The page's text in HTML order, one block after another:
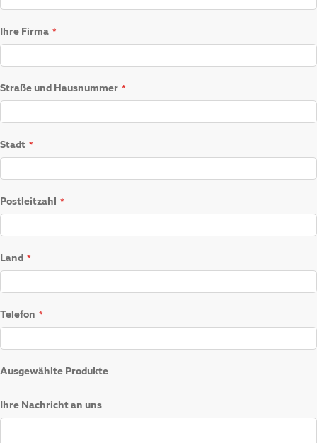
Ihre Firma
Straße und Hausnummer
Stadt
Postleitzahl
Land
Telefon
Ausgewählte Produkte
Ihre Nachricht an uns